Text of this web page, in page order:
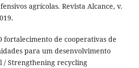
agrícolas. Revista Alcance, v.
fortalecimento de cooperativas de
para um desenvolvimento
Strengthening recycling